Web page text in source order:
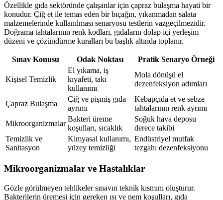
Özellikle gıda sektöründe çalışanlar için çapraz bulaşma hayati bir
konudur. Çiğ et ile temas eden bir bıçağın, yıkanmadan salata
malzemelerinde kullanılması senaryosu testlerin vazgeçilmezidir.
Doğrama tahtalarının renk kodları, gıdaların dolap içi yerleşim
düzeni ve çözündürme kuralları bu başlık altında toplanır.
Sınav Konusu Odak Noktası Pratik Senaryo Örneği
Kişisel Temizlik
El yıkama, iş
kıyafeti, takı
kullanımı
Mola dönüşü el
dezenfeksiyon adımları
Çapraz Bulaşma
Çiğ ve pişmiş gıda
ayrımı
Kebapçıda et ve sebze
tahtalarının renk ayrımı
Mikroorganizmalar
Bakteri üreme
koşulları, sıcaklık
Soğuk hava deposu
derece takibi
Temizlik ve
Sanitasyon
Kimyasal kullanımı,
yüzey temizliği
Endüstriyel mutfak
tezgahı dezenfeksiyonu
Mikroorganizmalar ve Hastalıklar
Gözle görülmeyen tehlikeler sınavın teknik kısmını oluşturur.
Bakterilerin üremesi için gereken ısı ve nem koşulları, gıda